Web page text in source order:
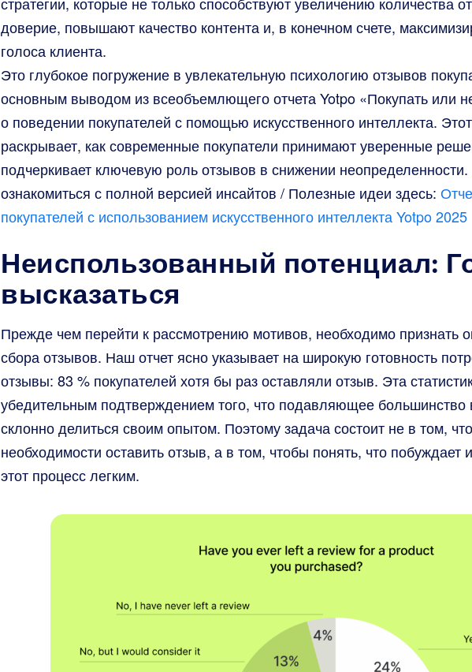
доверие, повышают качество контента и, в конечном счете,
голоса клиента.
Это глубокое погружение в увлекательную психологию отзывов
основным выводом из всеобъемлющего отчета Yotpo «Покупать или
о поведении покупателей с помощью искусственного интеллекта.
раскрывает, как современные покупатели принимают уверенные
подчеркивает ключевую роль отзывов в снижении
ознакомиться с полной версией инсайтов / Полезные идеи здесь:
покупателей с использованием искусственного интеллекта Yotpo 2025
Неиспользованный потенциал:
высказаться
Прежде чем перейти к рассмотрению мотивов, необходимо признать
сбора отзывов. Наш отчет ясно указывает на широкую готовность
отзывы: 83 % покупателей хотя бы раз оставляли отзыв. Эта
убедительным подтверждением того, что подавляющее большинство
склонно делиться своим опытом. Поэтому задача состоит не в том,
необходимости оставить отзыв, а в том, чтобы понять, что побуждает
этот процесс легким.